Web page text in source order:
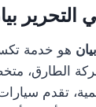
التحرير
هو خدمة
لشركة الطارق،
تقدم